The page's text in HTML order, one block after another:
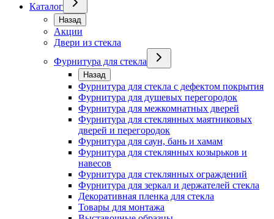
Каталог
Назад
Акции
Двери из стекла
Фурнитура для стекла
Назад
Фурнитура для стекла с дефектом покрытия
Фурнитура для душевых перегородок
Фурнитура для межкомнатных дверей
Фурнитура для стеклянных маятниковых
дверей и перегородок
Фурнитура для саун, бань и хамам
Фурнитура для стеклянных козырьков и
навесов
Фурнитура для стеклянных ограждений
Фурнитура для зеркал и держателей стекла
Декоративная пленка для стекла
Товары для монтажа